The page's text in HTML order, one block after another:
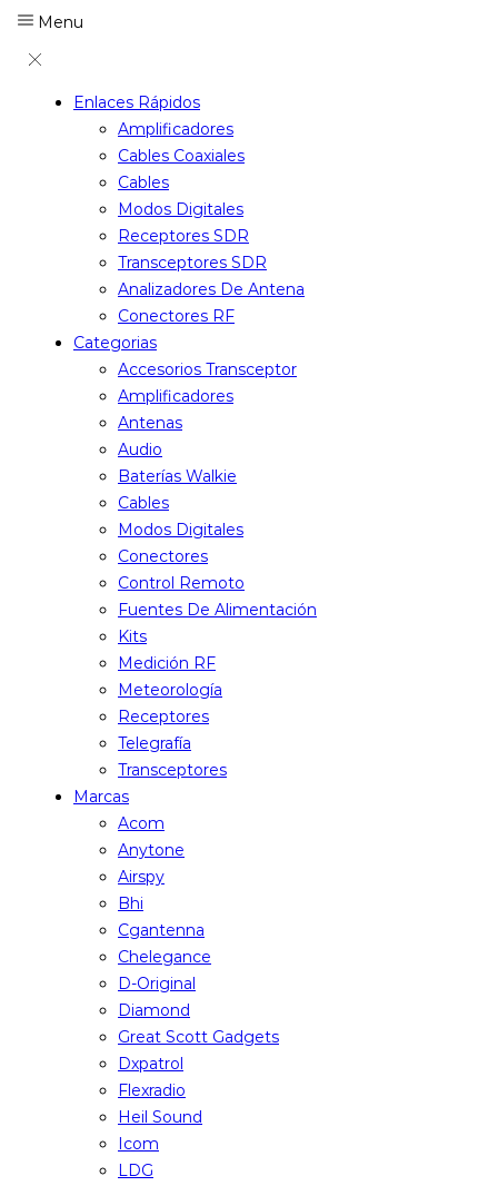
Menu
Enlaces Rápidos
Amplificadores
Cables Coaxiales
Cables
Modos Digitales
Receptores SDR
Transceptores SDR
Analizadores De Antena
Conectores RF
Categorias
Accesorios Transceptor
Amplificadores
Antenas
Audio
Baterías Walkie
Cables
Modos Digitales
Conectores
Control Remoto
Fuentes De Alimentación
Kits
Medición RF
Meteorología
Receptores
Telegrafía
Transceptores
Marcas
Acom
Anytone
Airspy
Bhi
Cgantenna
Chelegance
D-Original
Diamond
Great Scott Gadgets
Dxpatrol
Flexradio
Heil Sound
Icom
LDG